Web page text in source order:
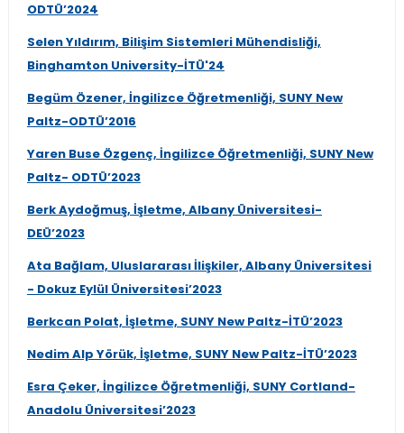
ODTÜ’2024
Selen Yıldırım, Bilişim Sistemleri Mühendisliği,
Binghamton University-İTÜ'24
Begüm Özener, İngilizce Öğretmenliği, SUNY New
Paltz-ODTÜ’2016
Yaren Buse Özgenç, İngilizce Öğretmenliği, SUNY New
Paltz- ODTÜ’2023
Berk Aydoğmuş, İşletme, Albany Üniversitesi-
DEÜ’2023
Ata Bağlam, Uluslararası İlişkiler, Albany Üniversitesi
- Dokuz Eylül Üniversitesi’2023
Berkcan Polat, İşletme, SUNY New Paltz-İTÜ’2023
Nedim Alp Yörük, İşletme, SUNY New Paltz-İTÜ’2023
Esra Çeker, İngilizce Öğretmenliği, SUNY Cortland-
Anadolu Üniversitesi’2023